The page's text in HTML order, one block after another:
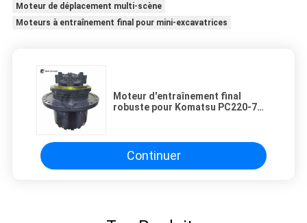
Moteur de déplacement multi-scène
Moteurs à entraînement final pour mini-excavatrices
Moteur d'entraînement final
robuste pour Komatsu PC220-7
terrassement robuste
Continuer